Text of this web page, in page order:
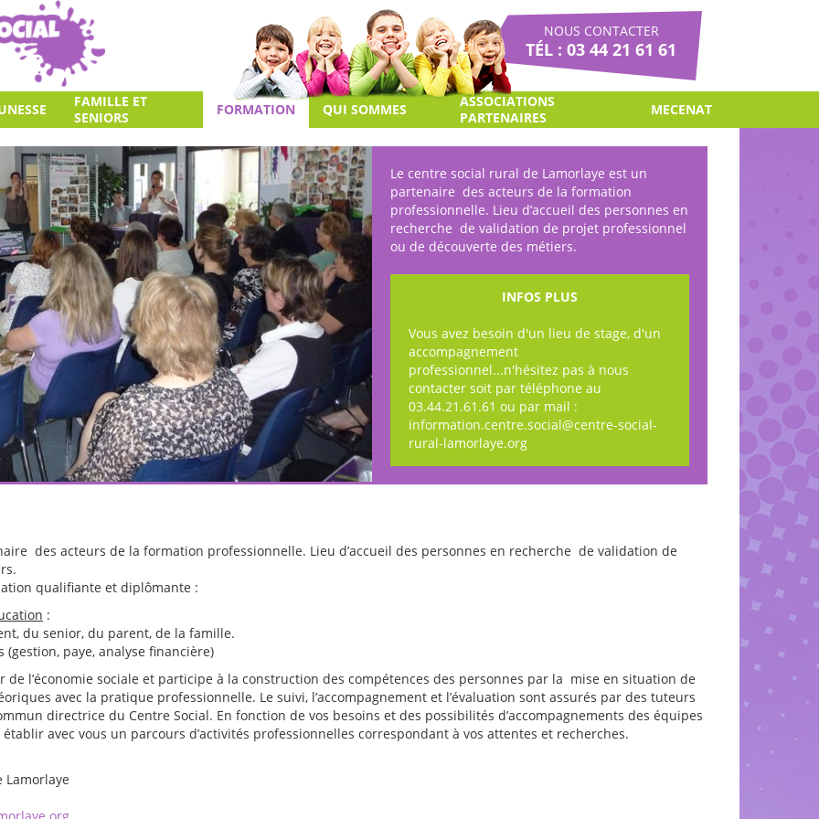
NOUS CONTACTER
TÉL : 03 44 21 61 61
FAMILLE ET
SENIORS
FORMATION QUI SOMMES
NOUS
ASSOCIATIONS
PARTENAIRES
MECENAT
Le centre social rural de Lamorlaye est un
partenaire des acteurs de la formation
professionnelle. Lieu d’accueil des personnes en
recherche de validation de projet professionnel
ou de découverte des métiers.
INFOS PLUS
Vous avez besoin d'un lieu de stage, d'un
accompagnement
professionnel...n'hésitez pas à nous
contacter soit par téléphone au
03.44.21.61.61 ou par mail :
information.centre.social@centre-social-
rural-lamorlaye.org
des acteurs de la formation professionnelle. Lieu d’accueil des personnes en recherche de validation de
qualifiante et diplômante :
:
du senior, du parent, de la famille.
(gestion, paye, analyse financière)
l’économie sociale et participe à la construction des compétences des personnes par la mise en situation de
avec la pratique professionnelle. Le suivi, l’accompagnement et l’évaluation sont assurés par des tuteurs
directrice du Centre Social. En fonction de vos besoins et des possibilités d’accompagnements des équipes
avec vous un parcours d’activités professionnelles correspondant à vos attentes et recherches.
Lamorlaye